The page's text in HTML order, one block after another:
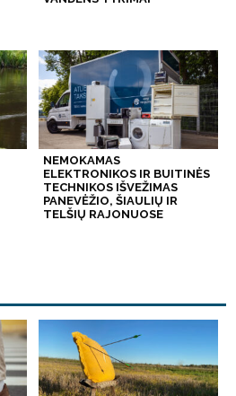
NEMOKAMAS
ELEKTRONIKOS IR BUITINĖS
TECHNIKOS IŠVEŽIMAS
PANEVĖŽIO, ŠIAULIŲ IR
TELŠIŲ RAJONUOSE